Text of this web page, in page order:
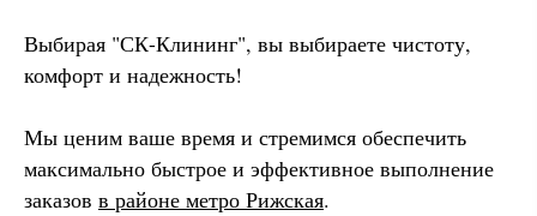
Выбирая "СК-Клининг", вы выбираете чистоту,
комфорт и надежность!
Мы ценим ваше время и стремимся обеспечить
максимально быстрое и эффективное выполнение
заказов в районе метро Рижская.